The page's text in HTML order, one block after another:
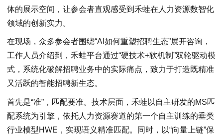
体的展示空间，让参会者直观感受到禾蛙在人力资源数智化
领域的创新实力。
在现场，众多参会者围绕“AI如何重塑招聘生态”展开咨询，
工作人员介绍到，禾蛙平台通过“硬技术+软机制”双轮驱动模
式，系统化破解招聘业务中的实际痛点，致力于打造既精准
又活跃的智能招聘新生态。
首先是“准”，匹配要准。技术层面，禾蛙以自主研发的MS匹
配系统为引擎，依托人力资源赛道的第一个自主训练的垂类
行业模型HWE，实现语义精准匹配。同时，以“向量上链”保